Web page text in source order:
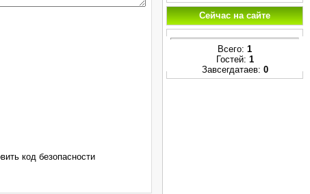
Сейчас на сайте
Всего: 1
Гостей: 1
Завсегдатаев: 0